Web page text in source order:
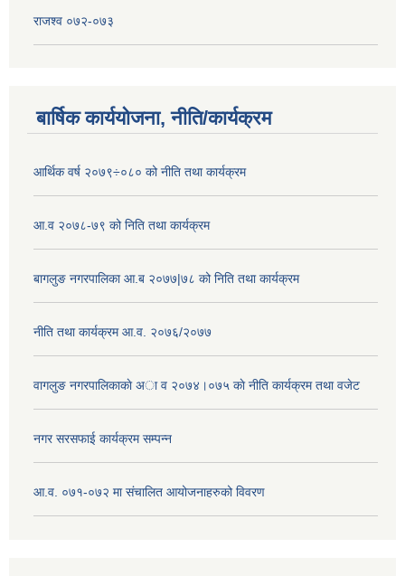
राजश्व ०७२-०७३
बार्षिक कार्ययोजना, नीति/कार्यक्रम
आर्थिक वर्ष २०७९÷०८० को नीति तथा कार्यक्रम
आ.व २०७८-७९ को निति तथा कार्यक्रम
बागलुङ नगरपालिका आ.ब २०७७|७८ को निति तथा कार्यक्रम
नीति तथा कार्यक्रम आ.व. २०७६/२०७७
वागलुङ नगरपालिकाकाे अा‍ व २०७४।०७५ काे नीति कार्यक्रम तथा वजेट
नगर सरसफाई कार्यक्रम सम्पन्न
आ.व. ०७१-०७२ मा संचालित आयोजनाहरुको विवरण